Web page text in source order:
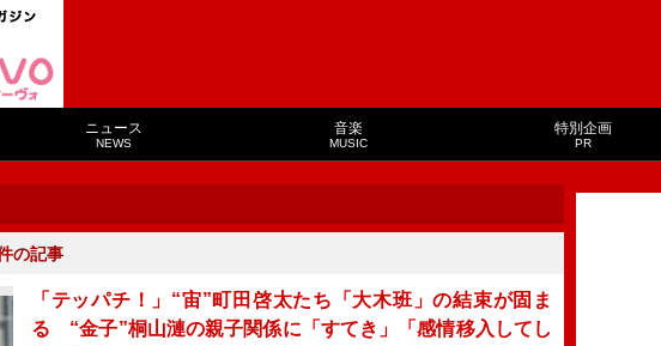
ニュース
NEWS
音楽
MUSIC
特別企画
PR
の記事
「テッパチ！」“宙”町田啓太たち「大木班」の結束が固ま
る “金子”桐山漣の親子関係に「すてき」「感情移入してし